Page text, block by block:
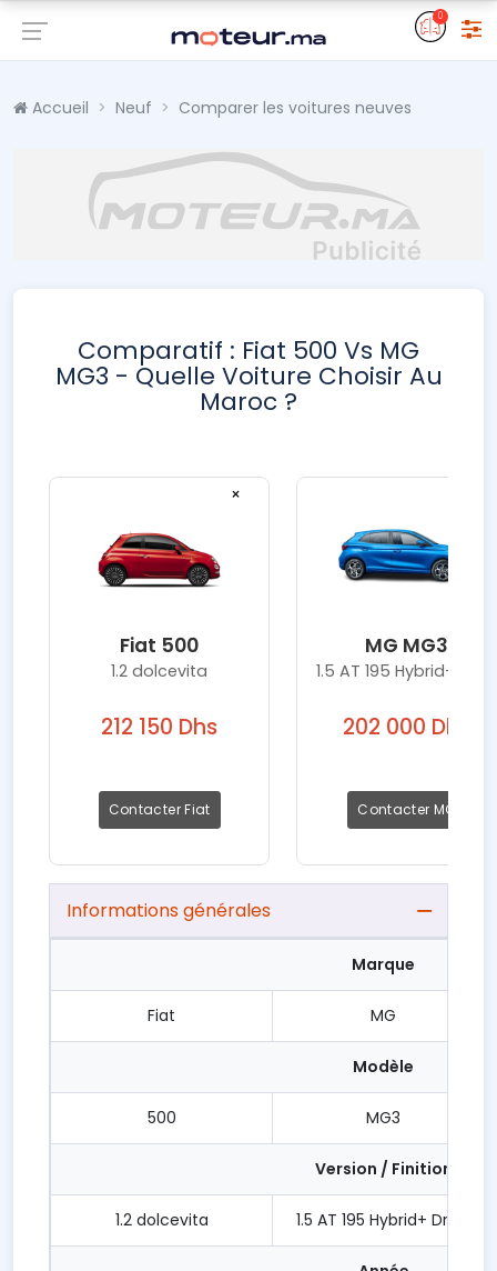
0
Accueil Neuf Comparer les voitures neuves
Comparatif : Fiat 500 Vs MG
MG3 - Quelle Voiture Choisir Au
Maroc ?
×
Fiat 500
1.2 dolcevita
212 150 Dhs
Contacter Fiat
MG MG3
1.5 AT 195 Hybrid+ Drive
202 000 Dhs
Contacter MG
Informations générales
Marque
Fiat MG
Modèle
500 MG3
Version / Finition
1.2 dolcevita 1.5 AT 195 Hybrid+ Drive